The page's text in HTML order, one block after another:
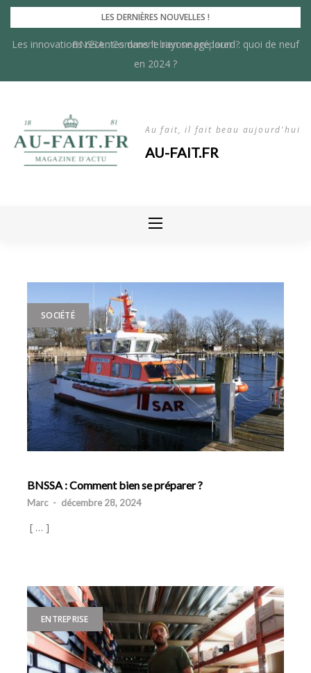
Skip
content
LES DERNIÈRES NOUVELLES !
BNSSA : Comment bien se préparer ?
Les innovations récentes dans le rayonnage lourd : quoi de neuf
en 2024 ?
Au fait, il fait beau aujourd'hui
AU-FAIT.FR
SOCIÉTÉ
BNSSA : Comment bien se préparer ?
Marc - décembre 28, 2024
[ … ]
ENTREPRISE